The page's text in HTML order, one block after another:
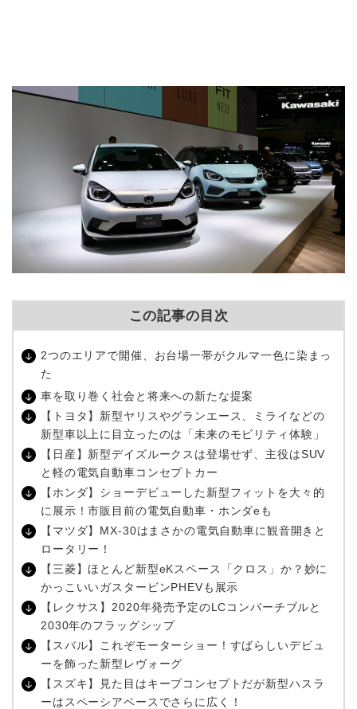
この記事の目次
2つのエリアで開催、お台場一帯がクルマ一色に染まっ
た
車を取り巻く社会と将来への新たな提案
【トヨタ】新型ヤリスやグランエース、ミライなどの
新型車以上に目立ったのは「未来のモビリティ体験」
【日産】新型デイズルークスは登場せず、主役はSUV
と軽の電気自動車コンセプトカー
【ホンダ】ショーデビューした新型フィットを大々的
に展示！市販目前の電気自動車・ホンダeも
【マツダ】MX-30はまさかの電気自動車に観音開きと
ロータリー！
【三菱】ほとんど新型eKスペース「クロス」か？妙に
かっこいいガスタービンPHEVも展示
【レクサス】2020年発売予定のLCコンバーチブルと
2030年のフラッグシップ
【スバル】これぞモーターショー！すばらしいデビュ
ーを飾った新型レヴォーグ
【スズキ】見た目はキープコンセプトだが新型ハスラ
ーはスペーシアベースでさらに広く！